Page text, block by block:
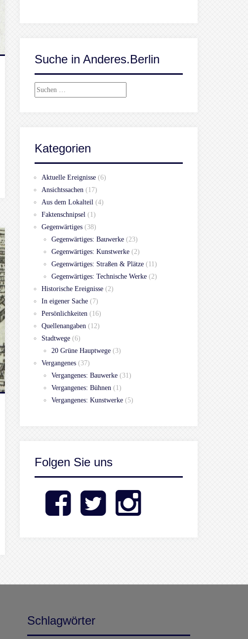
Suche in Anderes.Berlin
Suchen
Kategorien
Aktuelle Ereignisse (6)
Ansichtssachen (17)
Aus dem Lokalteil (4)
Faktenschnipsel (1)
Gegenwärtiges (38)
Gegenwärtiges: Bauwerke (23)
Gegenwärtiges: Kunstwerke (2)
Gegenwärtiges: Straßen & Plätze (11)
Gegenwärtiges: Technische Werke (2)
Historische Ereignisse (2)
In eigener Sache (7)
Persönlichkeiten (16)
Quellenangaben (12)
Stadtwege (6)
20 Grüne Hauptwege (3)
Vergangenes (37)
Vergangenes: Bauwerke (31)
Vergangenes: Bühnen (1)
Vergangenes: Kunstwerke (5)
Folgen Sie uns
Facebook Twitter Instagram
Schlagwörter